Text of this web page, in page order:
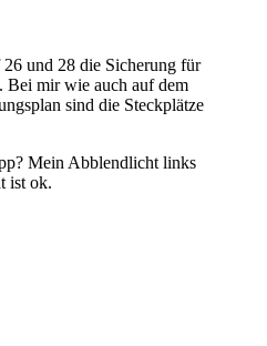
26 und 28 die Sicherung für
Bei mir wie auch auf dem
sind die Steckplätze
Mein Abblendlicht links
ist ok.